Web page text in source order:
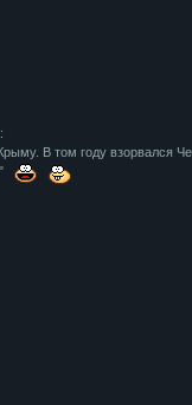
В том году взорвался